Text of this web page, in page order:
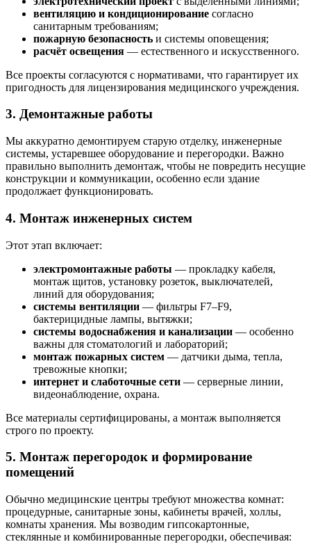
вентиляцию и кондиционирование согласно
санитарным требованиям;
пожарную безопасность и системы оповещения;
расчёт освещения — естественного и искусственного.
Все проекты согласуются с нормативами, что гарантирует их
пригодность для лицензирования медицинского учреждения.
3. Демонтажные работы
Мы аккуратно демонтируем старую отделку, инженерные
системы, устаревшее оборудование и перегородки. Важно
правильно выполнить демонтаж, чтобы не повредить несущие
конструкции и коммуникации, особенно если здание
продолжает функционировать.
4. Монтаж инженерных систем
Этот этап включает:
электромонтажные работы — прокладку кабеля,
монтаж щитов, установку розеток, выключателей,
линий для оборудования;
системы вентиляции — фильтры F7–F9,
бактерицидные лампы, вытяжки;
системы водоснабжения и канализации — особенно
важны для стоматологий и лабораторий;
монтаж пожарных систем — датчики дыма, тепла,
тревожные кнопки;
интернет и слаботочные сети — серверные линии,
видеонаблюдение, охрана.
Все материалы сертифицированы, а монтаж выполняется
строго по проекту.
5. Монтаж перегородок и формирование
помещений
Обычно медицинские центры требуют множества комнат:
процедурные, санитарные зоны, кабинеты врачей, холлы,
комнаты хранения. Мы возводим гипсокартонные,
стеклянные и комбинированные перегородки, обеспечивая: